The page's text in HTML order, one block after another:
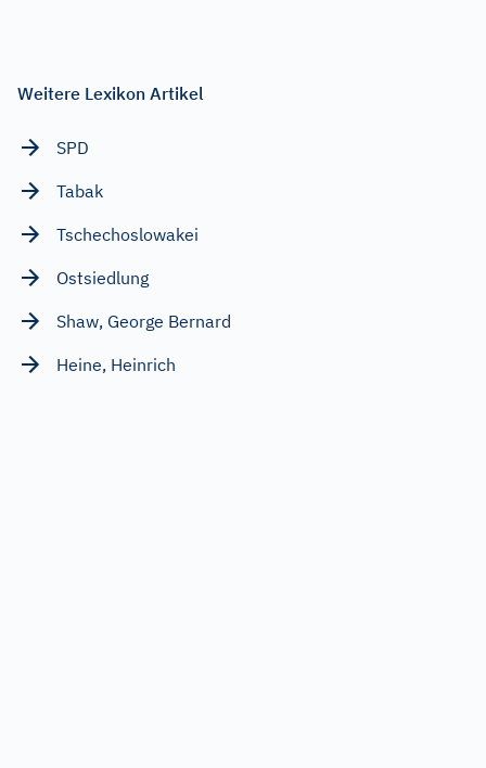
Weitere Lexikon Artikel
SPD
Tabak
Tschechoslowakei
Ostsiedlung
Shaw, George Bernard
Heine, Heinrich